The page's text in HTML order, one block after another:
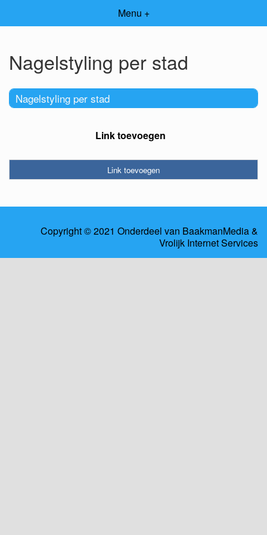
Menu +
Nagelstyling per stad
Nagelstyling per stad
Link toevoegen
Link toevoegen
Copyright © 2021 Onderdeel van BaakmanMedia&
Vrolijk Internet Services